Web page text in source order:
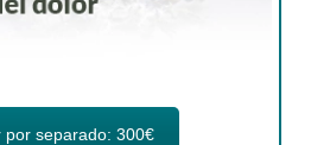
por separado: 300€